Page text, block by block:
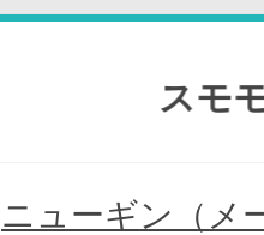
スモモチ
ニューギン（メ